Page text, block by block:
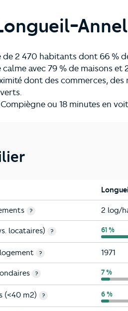
de 2 470 habitants dont 66 %
avec 79 % de maisons et
dont des commerces,
ou 18 minutes en
? 2 log/
locataires) ? 61 %
? 1971
? 7 %
(<40 m2) ? 6 %